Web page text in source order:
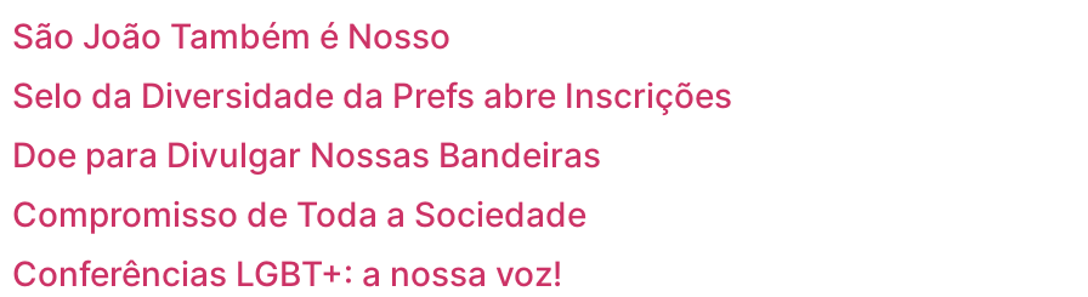
São João Também é Nosso
Selo da Diversidade da Prefs abre Inscrições
Doe para Divulgar Nossas Bandeiras
Compromisso de Toda a Sociedade
Conferências LGBT+: a nossa voz!